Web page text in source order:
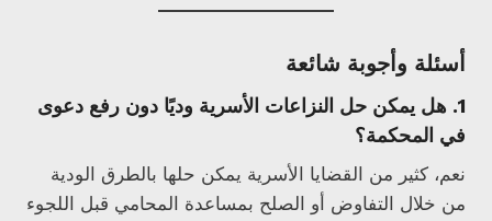
أسئلة وأجوبة شائعة
1. هل يمكن حل النزاعات الأسرية وديًا دون رفع دعوى
في المحكمة؟
نعم، كثير من القضايا الأسرية يمكن حلها بالطرق الودية
من خلال التفاوض أو الصلح بمساعدة المحامي قبل اللجوء